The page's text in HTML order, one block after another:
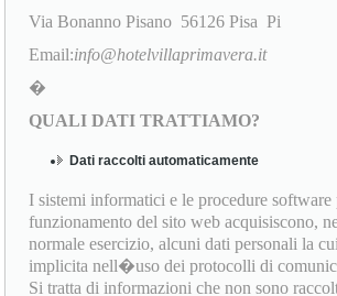
Via Bonanno Pisano 56126 Pisa Pi
Email:info@hotelvillaprimavera.it
�
QUALI DATI TRATTIAMO?
Dati raccolti automaticamente
I sistemi informatici e le procedure software
funzionamento del sito web acquisiscono,
normale esercizio, alcuni dati personali la
implicita nell�uso dei protocolli di
Si tratta di informazioni che non sono